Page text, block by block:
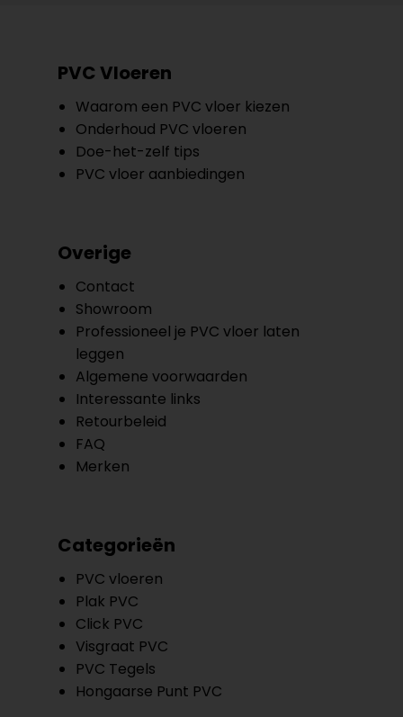
PVC Vloeren
Waarom een PVC vloer kiezen
Onderhoud PVC vloeren
Doe-het-zelf tips
PVC vloer aanbiedingen
Overige
Contact
Showroom
Professioneel je PVC vloer laten
leggen
Algemene voorwaarden
Interessante links
Retourbeleid
FAQ
Merken
Categorieën
PVC vloeren
Plak PVC
Click PVC
Visgraat PVC
PVC Tegels
Hongaarse Punt PVC